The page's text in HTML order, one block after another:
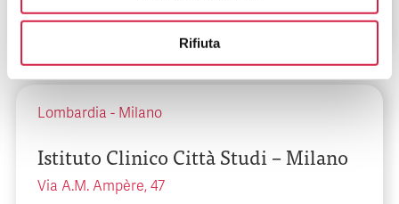
Rifiuta
Lombardia - Milano
Istituto Clinico Città Studi – Milano
Via A.M. Ampère, 47